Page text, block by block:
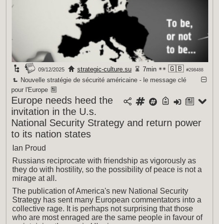
09/12/2025 strategic-culture.su 7min 🇬🇧 #298488
Nouvelle stratégie de sécurité américaine - le message clé
pour l'Europe
Europe needs heed the
invitation in the U.s.
National Security Strategy and return power
to its nation states
Ian Proud
Russians reciprocate with friendship as vigorously as
they do with hostility, so the possibility of peace is not a
mirage at all.
The publication of America's new National Security
Strategy has sent many European commentators into a
collective rage. It is perhaps not surprising that those
who are most enraged are the same people in favour of